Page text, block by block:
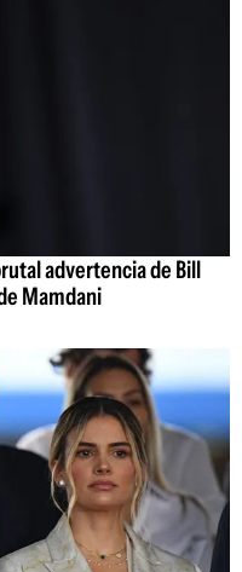
advertencia de Bill
Mamdani